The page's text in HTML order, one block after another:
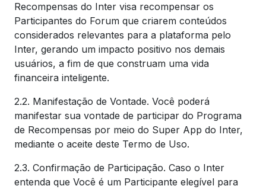
Recompensas do Inter visa recompensar os
Participantes do Forum que criarem conteúdos
considerados relevantes para a plataforma pelo
Inter, gerando um impacto positivo nos demais
usuários, a fim de que construam uma vida
financeira inteligente.
2.2. Manifestação de Vontade. Você poderá
manifestar sua vontade de participar do Programa
de Recompensas por meio do Super App do Inter,
mediante o aceite deste Termo de Uso.
2.3. Confirmação de Participação. Caso o Inter
entenda que Você é um Participante elegível para